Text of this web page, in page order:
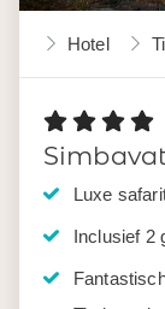
Hotel
Luxe
Inclusief 2